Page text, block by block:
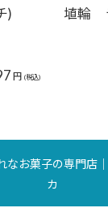
)
円 (税込)
埴輪
なお菓子の専門店
カ